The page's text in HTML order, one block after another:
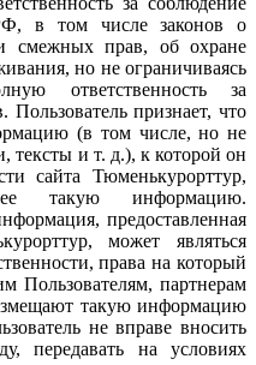
РФ, в том числе законов о
смежных прав, об охране
но не ограничиваясь
ответственность за
признает, что
(в том числе, но не
тексты и т. д.), к которой он
сайта Тюменькурорттур,
такую информацию.
предоставленная
может являться
права на который
Пользователям, партнерам
такую информацию
не вправе вносить
передавать на условиях